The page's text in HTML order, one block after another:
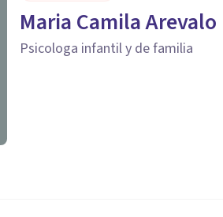
Maria Camila Arevalo
Psicologa infantil y de familia